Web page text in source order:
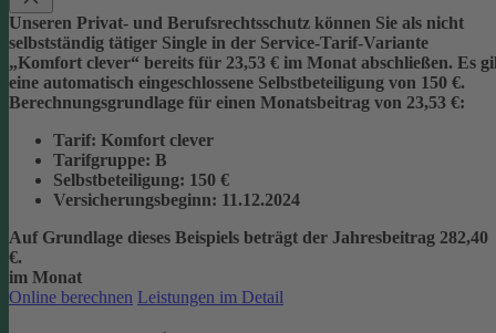
Unseren Privat- und Berufsrechtsschutz können Sie als nicht
selbstständig tätiger Single in der Service-Tarif-Variante
„Komfort clever“ bereits für 23,53 € im Monat abschließen. Es
eine automatisch eingeschlossene Selbstbeteiligung von 150 €.
Berechnungsgrundlage für einen Monatsbeitrag von 23,53 €:
Tarif: Komfort clever
Tarifgruppe: B
Selbstbeteiligung: 150 €
Versicherungsbeginn: 11.12.2024
Auf Grundlage dieses Beispiels beträgt der Jahresbeitrag 282,40
€.
im Monat
Online berechnen Leistungen im Detail